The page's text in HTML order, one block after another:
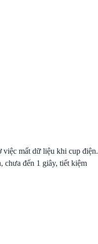
việc mất dữ liệu khi cup điện.
chưa đến 1 giây, tiết kiệm